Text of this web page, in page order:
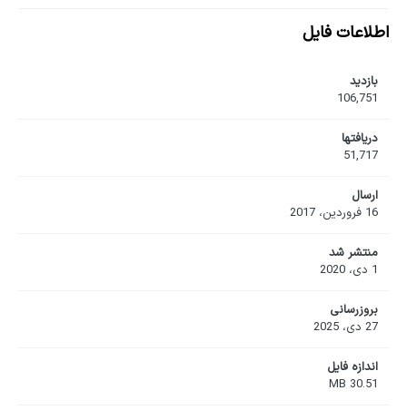
اطلاعات فایل
بازدید
106,751
دریافت‎ها
51,717
ارسال
16 فروردین، 2017
منتشر شد
1 دی، 2020
بروزرسانی
27 دی، 2025
اندازه فایل
30.51 MB